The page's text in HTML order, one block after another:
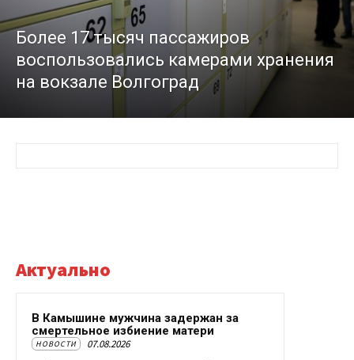
Более 17 тысяч пассажиров
воспользовались камерами хранения
на вокзале Волгоград
Актуально
В Камышине мужчина задержан за
смертельное избиение матери
НОВОСТИ 07.08.2026